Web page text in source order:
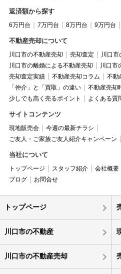
返済額から探す
6万円台 7万円台 8万円台 9万円台
不動産売却について
川口市の不動産売却 売却査定
川口
川口市の離婚による不動産売却
川口市
売却査定実績
不動産売却コラム
不動
「仲介」と「買取」の違い
不動産売却
少しでも高く売るポイント
よくある質
サイトコンテンツ
現地販売会
今週の最新チラシ
ご友人・ご家族ご友人紹介キャンペーン
当社について
トップページ スタッフ紹介 会社概要
ブログ
お問合せ
トップページ
川口市の不動産
川口市の不動産売却